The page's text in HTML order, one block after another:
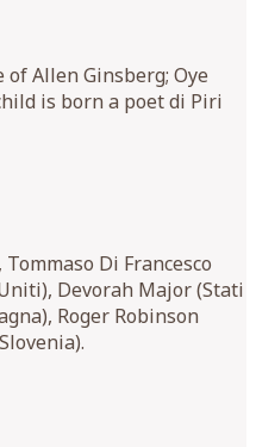
of Allen Ginsberg; Oye
is born a poet di Piri
Di Francesco
Devorah Major (Stati
Roger Robinson